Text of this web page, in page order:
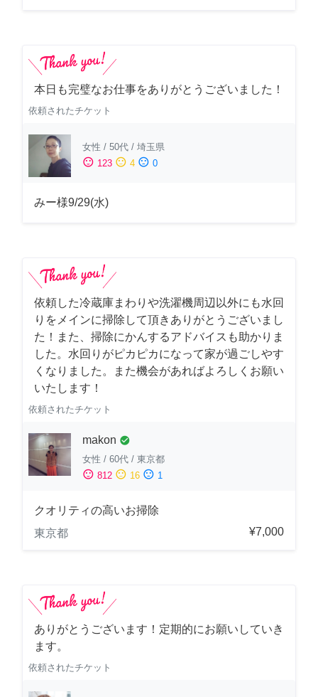
本日も完璧なお仕事をありがとうございました！
依頼されたチケット
女性 / 50代 / 埼玉県
sentiment_satisfied 123 sentiment_neutral 4 sentiment_dissatisfied 0
みー様9/29(水)
依頼した冷蔵庫まわりや洗濯機周辺以外にも水回
りをメインに掃除して頂きありがとうございまし
た！また、掃除にかんするアドバイスも助かりま
した。水回りがピカピカになって家が過ごしやす
くなりました。また機会があればよろしくお願い
いたします！
依頼されたチケット
makon check_circle
女性 / 60代 / 東京都
sentiment_satisfied 812 sentiment_neutral 16 sentiment_dissatisfied 1
クオリティの高いお掃除
東京都
¥7,000
ありがとうございます！定期的にお願いしていき
ます。
依頼されたチケット